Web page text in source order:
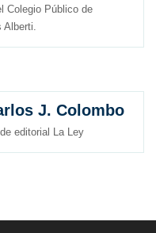
Colegio Público de
J. Colombo
editorial La Ley